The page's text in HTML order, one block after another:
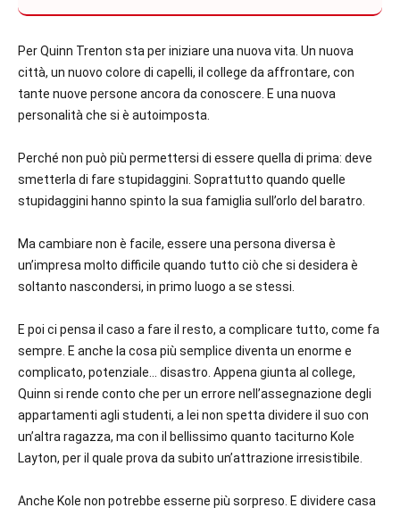
PerQuinn Trenton sta per iniziare una nuova vita. Un nuova
città, un nuovo colore di capelli, il college da affrontare, con
tante nuove persone ancora da conoscere. E una nuova
personalità che si è autoimposta.
Perché non può più permettersi di essere quella di prima: deve
smetterla di fare stupidaggini. Soprattutto quando quelle
stupidaggini hanno spinto la sua famiglia sull’orlo del baratro.
Ma cambiare non è facile, essere una persona diversa è
un’impresa molto difficile quando tutto ciò che si desidera è
soltanto nascondersi, in primo luogo a se stessi.
E poi ci pensa il caso a fare il resto, a complicare tutto, come fa
sempre. E anche la cosa più semplice diventa un enorme e
complicato, potenziale… disastro. Appena giunta al college,
Quinn si rende conto che per un errore nell’assegnazione degli
appartamenti agli studenti, a lei non spetta dividere il suo con
un’altra ragazza, ma con il bellissimo quanto taciturno Kole
Layton, per il quale prova da subito un’attrazione irresistibile.
Anche Kole non potrebbe esserne più sorpreso. E dividere casa